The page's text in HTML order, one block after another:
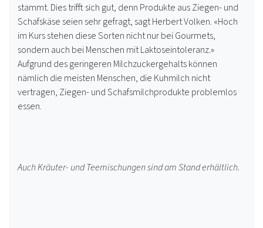
stammt. Dies trifft sich gut, denn Produkte aus Ziegen- und
Schafskäse seien sehr gefragt, sagt Herbert Volken. «Hoch
im Kurs stehen diese Sorten nicht nur bei Gourmets,
sondern auch bei Menschen mit Laktoseintoleranz.»
Aufgrund des geringeren Milchzuckergehalts können
nämlich die meisten Menschen, die Kuhmilch nicht
vertragen, Ziegen- und Schafsmilchprodukte problemlos
essen.
Auch Kräuter- und Teemischungen sind am Stand erhältlich.